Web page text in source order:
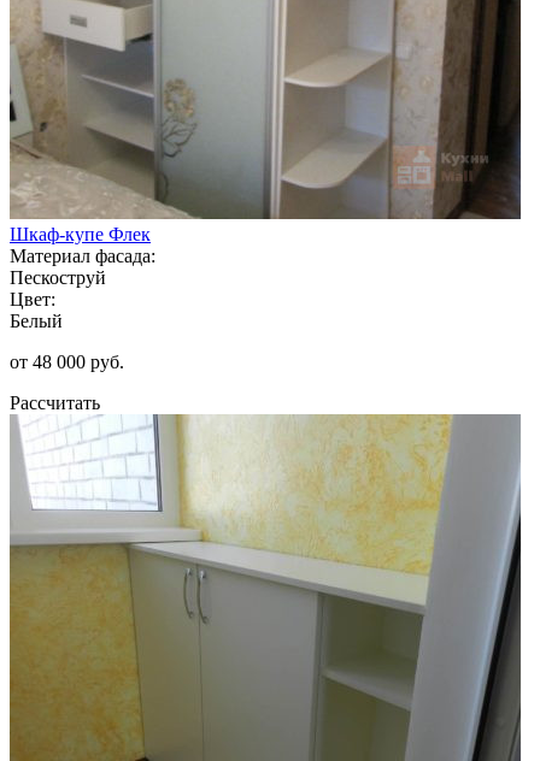
Шкаф-купе Флек
Материал фасада:
Пескоструй
Цвет:
Белый
от 48 000 руб.
Рассчитать